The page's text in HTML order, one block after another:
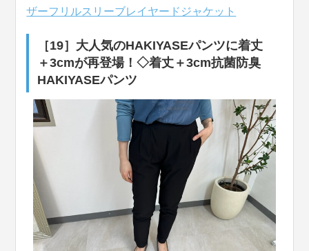
ザーフリルスリーブレイヤードジャケット
［19］大人気のHAKIYASEパンツに着丈
＋3cmが再登場！◇着丈＋3cm抗菌防臭
HAKIYASEパンツ